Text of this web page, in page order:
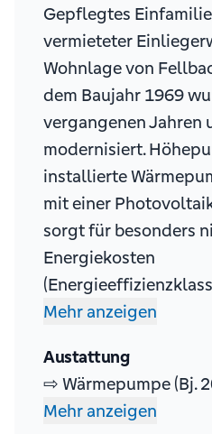
Gepflegtes
vermieteter
Wohnlage von
dem Baujahr 1969
vergangenen Jahren
modernisiert.
installierte
mit einer
sorgt für besonders
Energiekosten
Mehr anzeigen
Austattung
Mehr anzeigen